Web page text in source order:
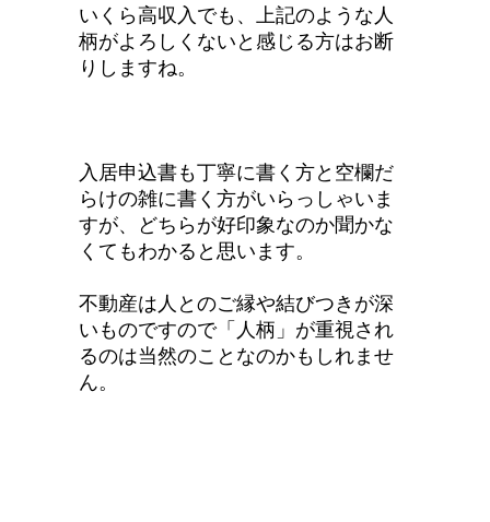
いくら高収入でも、上記のような人
柄がよろしくないと感じる方はお断
りしますね。
入居申込書も丁寧に書く方と空欄だ
らけの雑に書く方がいらっしゃいま
すが、どちらが好印象なのか聞かな
くてもわかると思います。
不動産は人とのご縁や結びつきが深
いものですので「人柄」が重視され
るのは当然のことなのかもしれませ
ん。